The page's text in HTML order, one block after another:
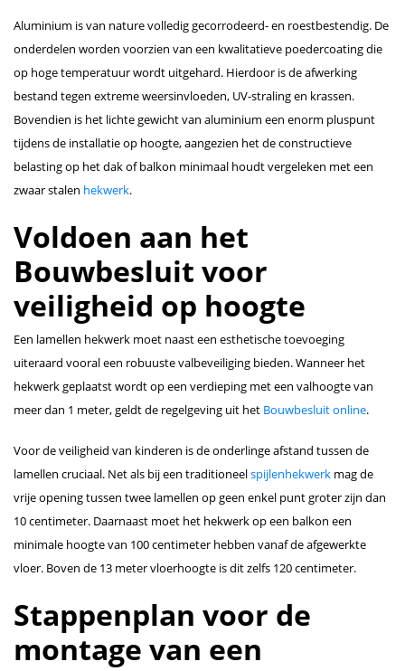
Aluminium is van nature volledig gecorrodeerd- en roestbestendig. De
onderdelen worden voorzien van een kwalitatieve poedercoating die
op hoge temperatuur wordt uitgehard. Hierdoor is de afwerking
bestand tegen extreme weersinvloeden, UV-straling en krassen.
Bovendien is het lichte gewicht van aluminium een enorm pluspunt
tijdens de installatie op hoogte, aangezien het de constructieve
belasting op het dak of balkon minimaal houdt vergeleken met een
zwaar stalen hekwerk.
Voldoen aan het
Bouwbesluit voor
veiligheid op hoogte
Een lamellen hekwerk moet naast een esthetische toevoeging
uiteraard vooral een robuuste valbeveiliging bieden. Wanneer het
hekwerk geplaatst wordt op een verdieping met een valhoogte van
meer dan 1 meter, geldt de regelgeving uit het Bouwbesluit online.
Voor de veiligheid van kinderen is de onderlinge afstand tussen de
lamellen cruciaal. Net als bij een traditioneelspijlenhekwerk mag de
vrije opening tussen twee lamellen op geen enkel punt groter zijn dan
10 centimeter. Daarnaast moet het hekwerk op een balkon een
minimale hoogte van 100 centimeter hebben vanaf de afgewerkte
vloer. Boven de 13 meter vloerhoogte is dit zelfs 120 centimeter.
Stappenplan voor de
montage van een